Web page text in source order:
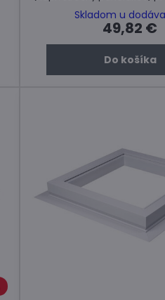
osoby.
Skladom u
49,82 €
Do košíka